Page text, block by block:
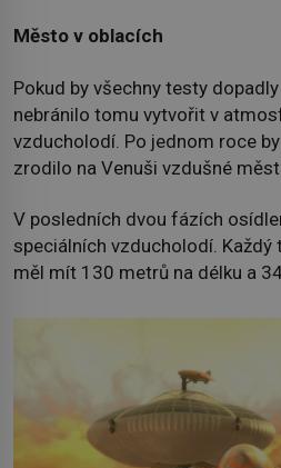
Město v oblacích
Pokud by všechny testy
nebránilo tomu vytvořit v
vzducholodí. Po jednom roce
zrodilo na Venuši vzdušné
V posledních dvou fázích
speciálních vzducholodí. Každý
měl mít 130 metrů na délku a